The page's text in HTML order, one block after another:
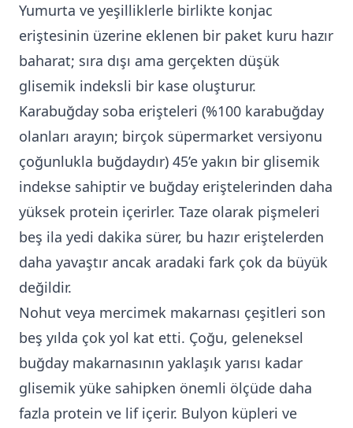
Yumurta ve yeşilliklerle birlikte konjac
eriştesinin üzerine eklenen bir paket kuru hazır
baharat; sıra dışı ama gerçekten düşük
glisemik indeksli bir kase oluşturur.
Karabuğday soba erişteleri (%100 karabuğday
olanları arayın; birçok süpermarket versiyonu
çoğunlukla buğdaydır) 45’e yakın bir glisemik
indekse sahiptir ve buğday eriştelerinden daha
yüksek protein içerirler. Taze olarak pişmeleri
beş ila yedi dakika sürer, bu hazır eriştelerden
daha yavaştır ancak aradaki fark çok da büyük
değildir.
Nohut veya mercimek makarnası çeşitleri son
beş yılda çok yol kat etti. Çoğu, geleneksel
buğday makarnasının yaklaşık yarısı kadar
glisemik yüke sahipken önemli ölçüde daha
fazla protein ve lif içerir. Bulyon küpleri ve